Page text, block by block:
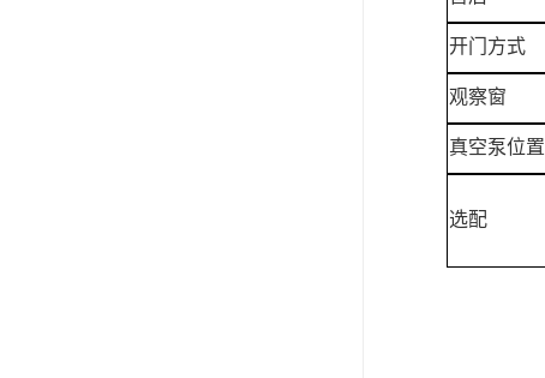
开门方式
观察窗
真空泵位置
选配